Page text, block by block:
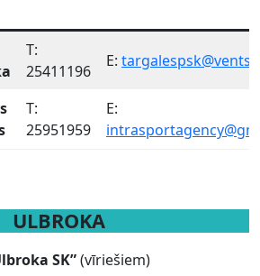
T:
25411196
E:
T:
25951959
E:
ULBROKA
SK”(vīriešiem)